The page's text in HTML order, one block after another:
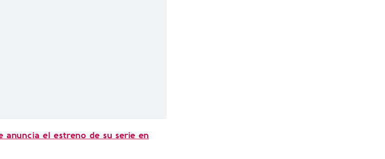
anuncia el estreno de su serie en